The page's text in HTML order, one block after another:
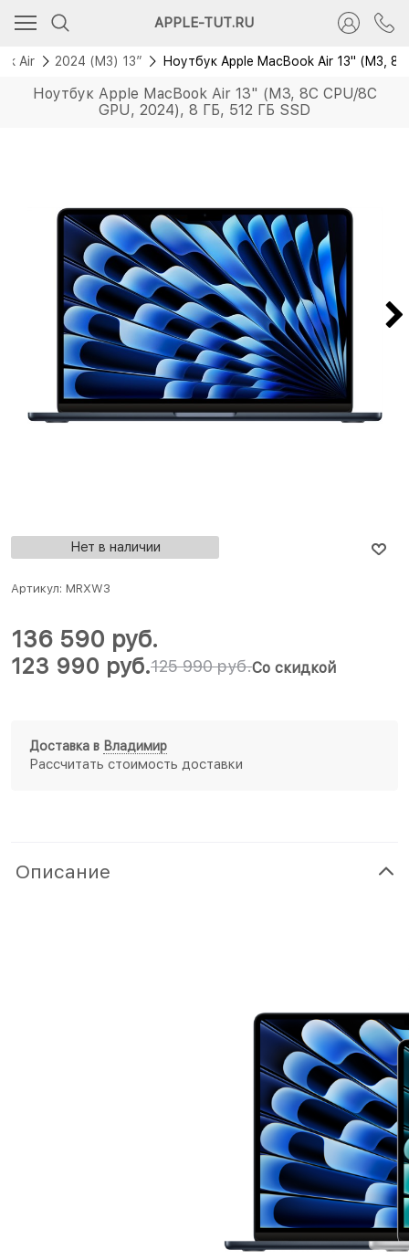
APPLE-TUT.RU
Air 2024 (M3) 13” Ноутбук Apple MacBook Air 13" (M3,
Ноутбук Apple MacBook Air 13" (M3, 8C CPU/8C
GPU, 2024), 8 ГБ, 512 ГБ SSD
Скидка 2 000 руб.
Новинка
Нет в наличии
Артикул: MRXW3
125 990 руб.
123 990 руб. Со скидкой
136 590 руб.
Доставка в Владимир
Рассчитать стоимость доставки
Описание